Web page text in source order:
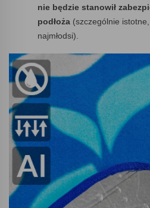
nie będzie stanowił
podłoża (szczególnie
najmłodsi).